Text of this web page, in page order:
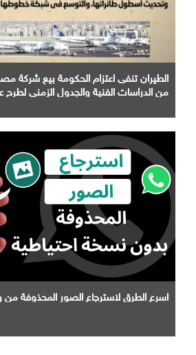
الطيران تنفى اعتزام الحكومة بيع شركة مصر
من الدراسات الفنية والجدول الزمني
اسرع الطرق لاسترجاع الصور المحذوفة